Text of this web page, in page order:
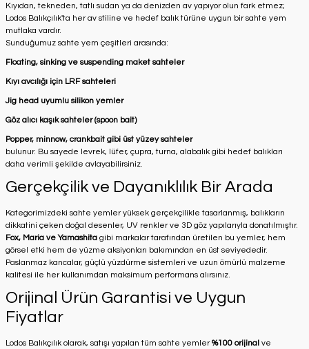
Kıyıdan, tekneden, tatlı sudan ya da denizden av yapıyor olun fark etmez;
Lodos Balıkçılık'ta her av stiline ve hedef balık türüne uygun bir sahte yem
mutlaka vardır.
Sunduğumuz sahte yem çeşitleri arasında:
Floating, sinking ve suspending maket sahteler
Kıyı avcılığı için LRF sahteleri
Jig head uyumlu silikon yemler
Göz alıcı kaşık sahteler (spoon bait)
Popper, minnow, crankbait gibi üst yüzey sahteler
bulunur. Bu sayede levrek, lüfer, çupra, turna, alabalık gibi hedef balıkları
daha verimli şekilde avlayabilirsiniz.
Gerçekçilik ve Dayanıklılık Bir Arada
Kategorimizdeki sahte yemler yüksek gerçekçilikle tasarlanmış, balıkların
dikkatini çeken doğal desenler, UV renkler ve 3D göz yapılarıyla donatılmıştır.
Fox, Maria ve Yamashita gibi markalar tarafından üretilen bu yemler, hem
görsel etki hem de yüzme aksiyonları bakımından en üst seviyededir.
Paslanmaz kancalar, güçlü yüzdürme sistemleri ve uzun ömürlü malzeme
kalitesi ile her kullanımdan maksimum performans alırsınız.
Orijinal Ürün Garantisi ve Uygun
Fiyatlar
Lodos Balıkçılık olarak, satışı yapılan tüm sahte yemler%100 orijinal ve